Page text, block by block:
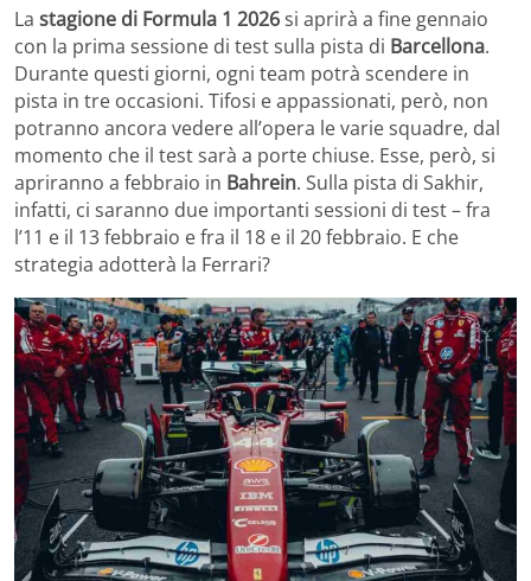
La stagione di Formula 1 2026si aprirà a fine gennaio
con la prima sessione di test sulla pista di Barcellona.
Durante questi giorni, ogni team potrà scendere in
pista in tre occasioni. Tifosi e appassionati, però, non
potranno ancora vedere all’opera le varie squadre, dal
momento che il test sarà a porte chiuse. Esse, però, si
apriranno a febbraio in Bahrein. Sulla pista di Sakhir,
infatti, ci saranno due importanti sessioni di test – fra
l’11 e il 13 febbraio e fra il 18 e il 20 febbraio. E che
strategia adotterà la Ferrari?